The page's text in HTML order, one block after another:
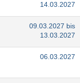
14.03.2027
09.03.2027 bis
13.03.2027
06.03.2027